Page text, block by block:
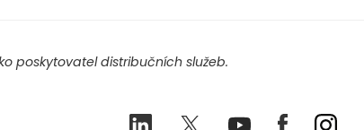
poskytovatel distribučních služeb.
LinkedIn TwitterYoutubeFacebook